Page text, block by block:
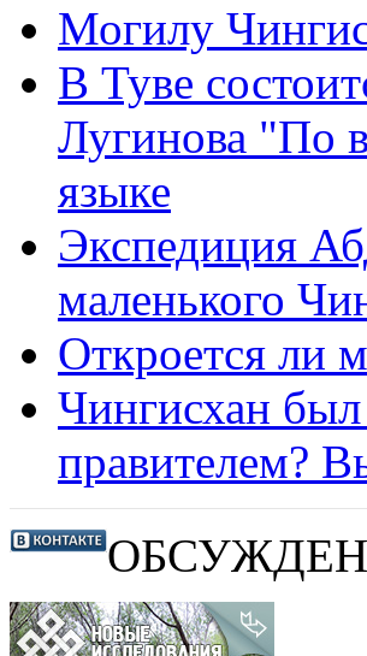
Могилу
В Туве
Лугинова "По
языке
Экспедиция
маленького
Откроется ли
Чингисхан
правителем?